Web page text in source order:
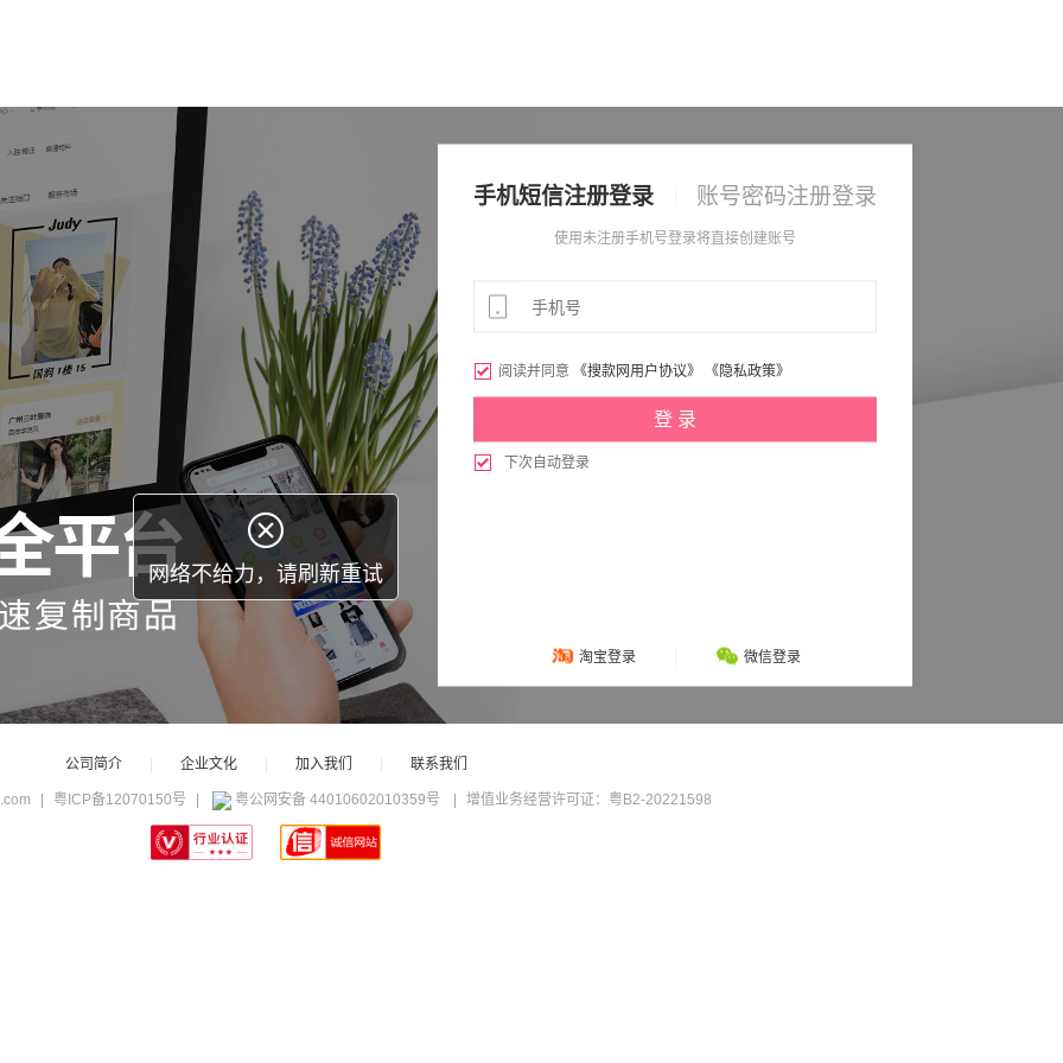
手机短信注册登录 账号密码注册登录
使用未注册手机号登录将直接创建账号
 阅读并同意 《搜款网用户协议》 《隐私政策》
 下次自动登录
淘宝登录 微信登录
公司简介 企业文化 加入我们 联系我们
粤ICP备12070150号 粤公网安备 44010602010359号 增值业务经营许可证：粤B2-20221598